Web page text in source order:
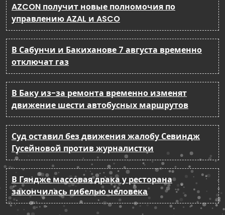
AZCON получит новые полномочия по
управлению AZAL и ASCO
В Сабунчи и Бакиханове 7 августа временно
отключат газ
В Баку из-за ремонта временно изменят
движение шести автобусных маршрутов
Суд оставил без движения жалобу Севиндж
Гусейновой против журналистки
В Гяндже массовая драка у ресторана
закончилась гибелью человека